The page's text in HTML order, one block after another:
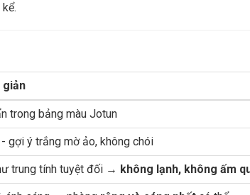
giản
trong bảng màu Jotun
gợi ý trắng mờ ảo, không chói
trung tính tuyệt đối → không lạnh, không ấm